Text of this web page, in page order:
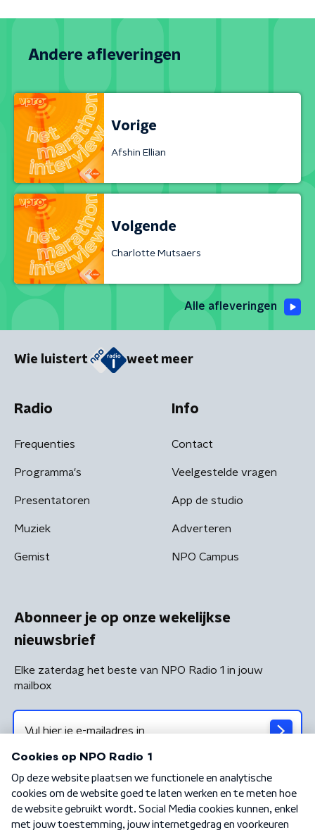
Andere afleveringen
Vorige
Afshin Ellian
Volgende
Charlotte Mutsaers
Alle afleveringen
Wie luistert weet meer
Radio
Frequenties
Programma's
Presentatoren
Muziek
Gemist
Info
Contact
Veelgestelde vragen
App de studio
Adverteren
NPO Campus
Abonneer je op onze wekelijkse
nieuwsbrief
Elke zaterdag het beste van NPO Radio 1 in jouw
mailbox
Algemene voorwaarden